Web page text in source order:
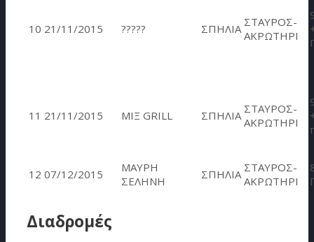
10 21/11/2015 ????? ΣΠΗΛΙΑ ΣΤΑΥΡΟΣ-
ΑΚΡΩΤΗΡΙ
11 21/11/2015 MIΞ GRILL ΣΠΗΛΙΑ ΣΤΑΥΡΟΣ-
ΑΚΡΩΤΗΡΙ
12 07/12/2015
ΜΑΥΡΗ
ΣΕΛΗΝΗ
ΣΠΗΛΙΑ ΣΤΑΥΡΟΣ-
ΑΚΡΩΤΗΡΙ
Διαδρομές